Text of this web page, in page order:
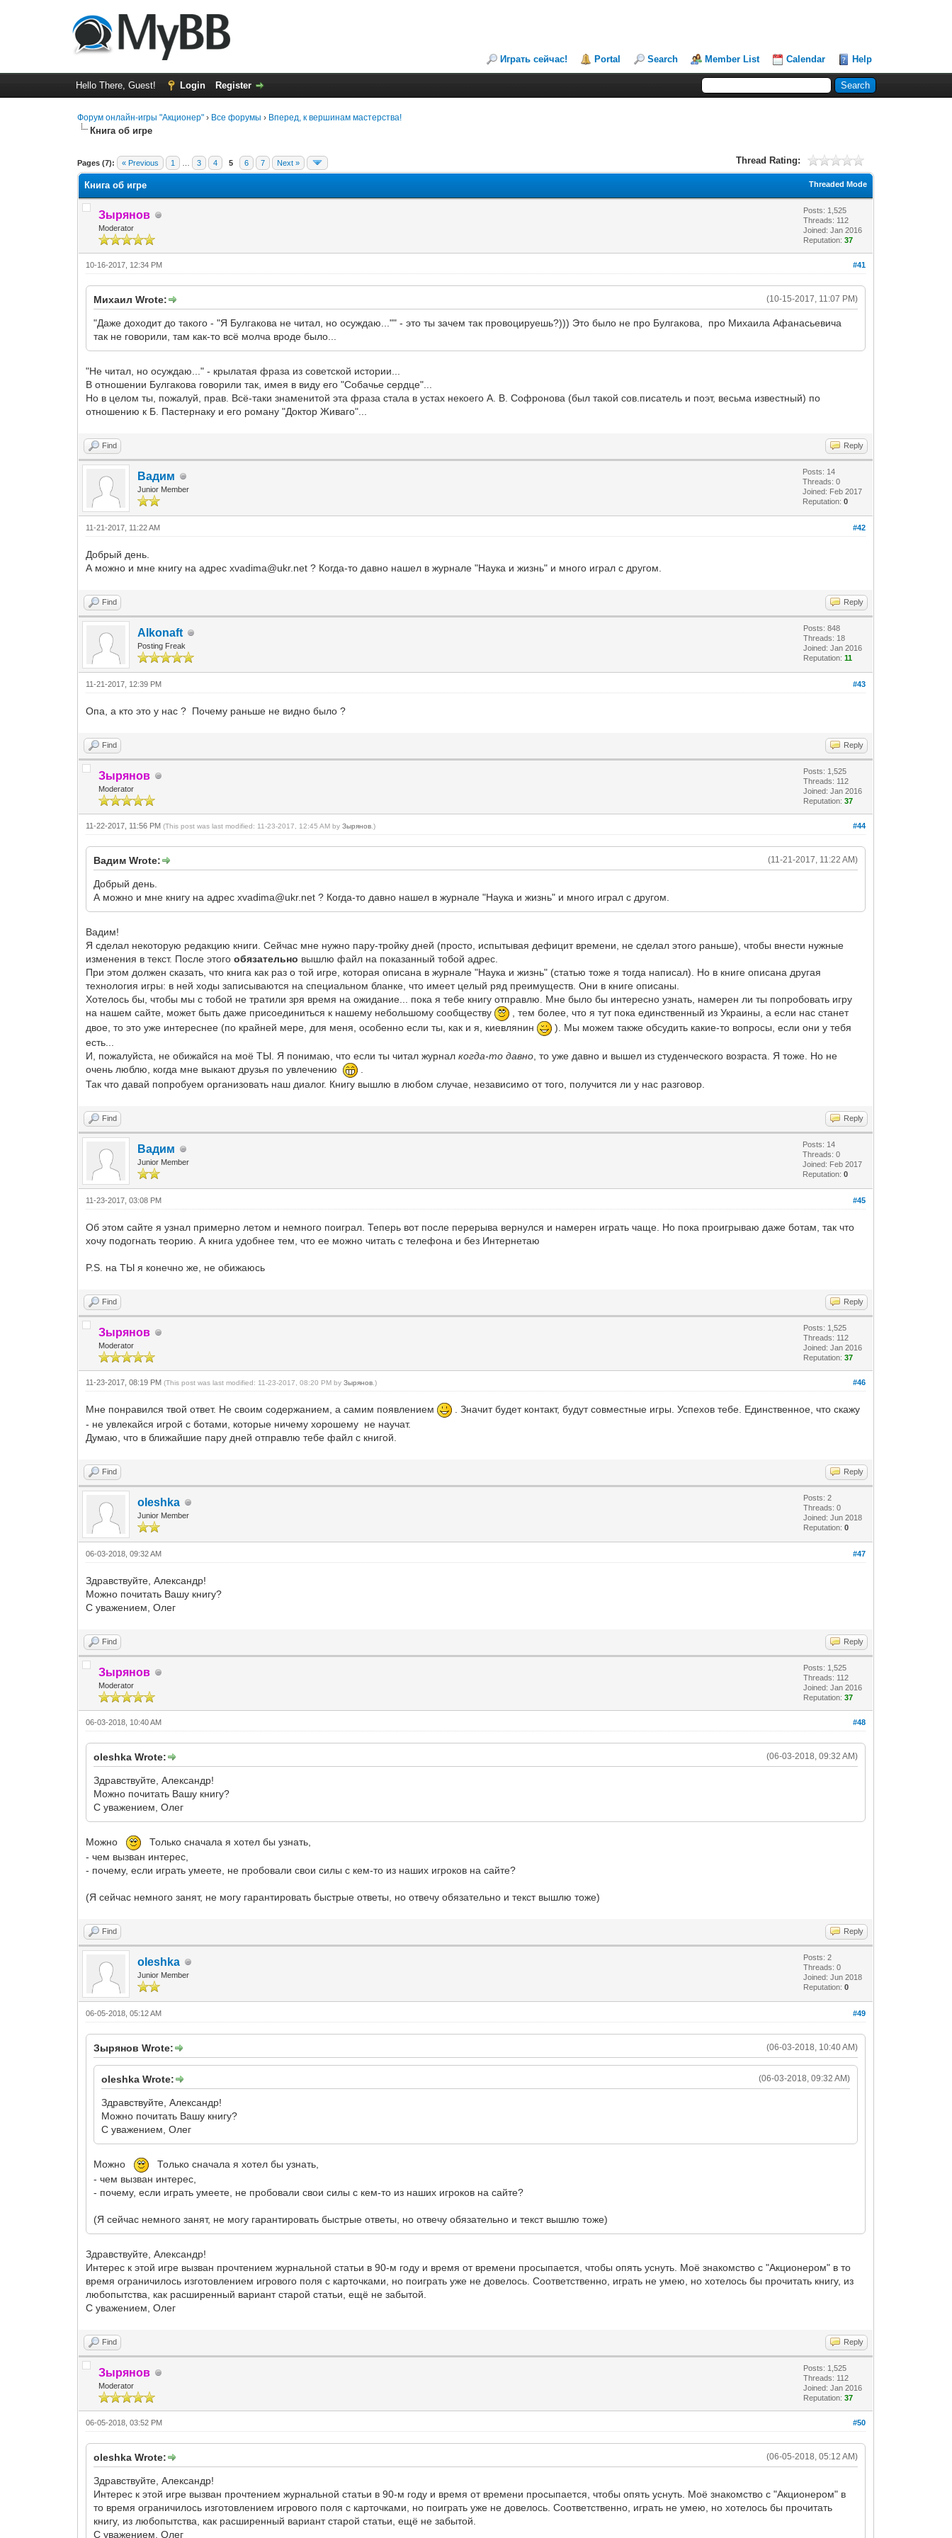
Играть сейчас! Portal Search Member List Calendar Help
Hello There, Guest! Login Register
Форум онлайн-игры "Акционер" › Все форумы › Вперед, к вершинам мастерства!
Книга об игре
Pages (7): « Previous 1 3 4 5 6 7 Next » Thread Rating:
0 Vote(s) - 0 Average
1
2
3
4
5
Threaded Mode
Книга об игре
Зырянов
Moderator
Posts: 1,525
Threads: 112
Joined: Jan 2016
Reputation:37
#41
10-16-2017, 12:34 PM
(10-15-2017, 11:07 PM)
Михаил Wrote:
"Даже доходит до такого - "Я Булгакова не читал, но осуждаю..."" - это ты зачем так провоцируешь?))) Это было не про Булгакова, про Михаила Афанасьевича
так не говорили, там как-то всё молча вроде было...
"Не читал, но осуждаю..." - крылатая фраза из советской истории...
В отношении Булгакова говорили так, имея в виду его "Собачье сердце"...
Но в целом ты, пожалуй, прав. Всё-таки знаменитой эта фраза стала в устах некоего А. В. Софронова (был такой сов.писатель и поэт, весьма известный) по
отношению к Б. Пастернаку и его роману "Доктор Живаго"...
Find Reply
Вадим
Junior Member
Posts: 14
Threads: 0
Joined: Feb 2017
Reputation:0
#42
11-21-2017, 11:22 AM
Добрый день.
А можно и мне книгу на адрес xvadima@ukr.net ? Когда-то давно нашел в журнале "Наука и жизнь" и много играл с другом.
Find Reply
Alkonaft
Posting Freak
Posts: 848
Threads: 18
Joined: Jan 2016
Reputation:11
#43
11-21-2017, 12:39 PM
Опа, а кто это у нас ? Почему раньше не видно было ?
Find Reply
Зырянов
Moderator
Posts: 1,525
Threads: 112
Joined: Jan 2016
Reputation:37
#44
11-22-2017, 11:56 PM(This post was last modified: 11-23-2017, 12:45 AM byЗырянов .)
(11-21-2017, 11:22 AM)
Вадим Wrote:
Добрый день.
А можно и мне книгу на адрес xvadima@ukr.net ? Когда-то давно нашел в журнале "Наука и жизнь" и много играл с другом.
Вадим!
Я сделал некоторую редакцию книги. Сейчас мне нужно пару-тройку дней (просто, испытывая дефицит времени, не сделал этого раньше), чтобы внести нужные
изменения в текст. После этогообязательно вышлю файл на показанный тобой адрес.
При этом должен сказать, что книга как раз о той игре, которая описана в журнале "Наука и жизнь" (статью тоже я тогда написал). Но в книге описана другая
технология игры: в ней ходы записываются на специальном бланке, что имеет целый ряд преимуществ. Они в книге описаны.
Хотелось бы, чтобы мы с тобой не тратили зря время на ожидание... пока я тебе книгу отправлю. Мне было бы интересно узнать, намерен ли ты попробовать игру
на нашем сайте, может быть даже присоединиться к нашему небольшому сообществу
, тем более, что я тут пока единственный из Украины, а если нас станет
двое, то это уже интереснее (по крайней мере, для меня, особенно если ты, как и я, киевлянин
). Мы можем также обсудить какие-то вопросы, если они у тебя
есть...
И, пожалуйста, не обижайся на моё ТЫ. Я понимаю, что если ты читал журналкогда-то давно , то уже давно и вышел из студенческого возраста. Я тоже. Но не
очень люблю, когда мне выкают друзья по увлечению
.
Так что давай попробуем организовать наш диалог. Книгу вышлю в любом случае, независимо от того, получится ли у нас разговор.
Find Reply
Вадим
Junior Member
Posts: 14
Threads: 0
Joined: Feb 2017
Reputation:0
#45
11-23-2017, 03:08 PM
Об этом сайте я узнал примерно летом и немного поиграл. Теперь вот после перерыва вернулся и намерен играть чаще. Но пока проигрываю даже ботам, так что
хочу подогнать теорию. А книга удобнее тем, что ее можно читать с телефона и без Интернетаю
P.S. на ТЫ я конечно же, не обижаюсь
Find Reply
Зырянов
Moderator
Posts: 1,525
Threads: 112
Joined: Jan 2016
Reputation:37
#46
11-23-2017, 08:19 PM(This post was last modified: 11-23-2017, 08:20 PM byЗырянов .)
Мне понравился твой ответ. Не своим содержанием, а самим появлением
. Значит будет контакт, будут совместные игры. Успехов тебе. Единственное, что скажу
- не увлекайся игрой с ботами, которые ничему хорошему не научат.
Думаю, что в ближайшие пару дней отправлю тебе файл с книгой.
Find Reply
oleshka
Junior Member
Posts: 2
Threads: 0
Joined: Jun 2018
Reputation:0
#47
06-03-2018, 09:32 AM
Здравствуйте, Александр!
Можно почитать Вашу книгу?
С уважением, Олег
Find Reply
Зырянов
Moderator
Posts: 1,525
Threads: 112
Joined: Jan 2016
Reputation:37
#48
06-03-2018, 10:40 AM
(06-03-2018, 09:32 AM)
oleshka Wrote:
Здравствуйте, Александр!
Можно почитать Вашу книгу?
С уважением, Олег
Можно
Только сначала я хотел бы узнать,
- чем вызван интерес,
- почему, если играть умеете, не пробовали свои силы с кем-то из наших игроков на сайте?
(Я сейчас немного занят, не могу гарантировать быстрые ответы, но отвечу обязательно и текст вышлю тоже)
Find Reply
oleshka
Junior Member
Posts: 2
Threads: 0
Joined: Jun 2018
Reputation:0
#49
06-05-2018, 05:12 AM
(06-03-2018, 10:40 AM)
Зырянов Wrote:
(06-03-2018, 09:32 AM)
oleshka Wrote:
Здравствуйте, Александр!
Можно почитать Вашу книгу?
С уважением, Олег
Можно
Только сначала я хотел бы узнать,
- чем вызван интерес,
- почему, если играть умеете, не пробовали свои силы с кем-то из наших игроков на сайте?
(Я сейчас немного занят, не могу гарантировать быстрые ответы, но отвечу обязательно и текст вышлю тоже)
Здравствуйте, Александр!
Интерес к этой игре вызван прочтением журнальной статьи в 90-м году и время от времени просыпается, чтобы опять уснуть. Моё знакомство с "Акционером" в то
время ограничилось изготовлением игрового поля с карточками, но поиграть уже не довелось. Соответственно, играть не умею, но хотелось бы прочитать книгу, из
любопытства, как расширенный вариант старой статьи, ещё не забытой.
С уважением, Олег
Find Reply
Зырянов
Moderator
Posts: 1,525
Threads: 112
Joined: Jan 2016
Reputation:37
#50
06-05-2018, 03:52 PM
(06-05-2018, 05:12 AM)
oleshka Wrote:
Здравствуйте, Александр!
Интерес к этой игре вызван прочтением журнальной статьи в 90-м году и время от времени просыпается, чтобы опять уснуть. Моё знакомство с "Акционером" в
то время ограничилось изготовлением игрового поля с карточками, но поиграть уже не довелось. Соответственно, играть не умею, но хотелось бы прочитать
книгу, из любопытства, как расширенный вариант старой статьи, ещё не забытой.
С уважением, Олег